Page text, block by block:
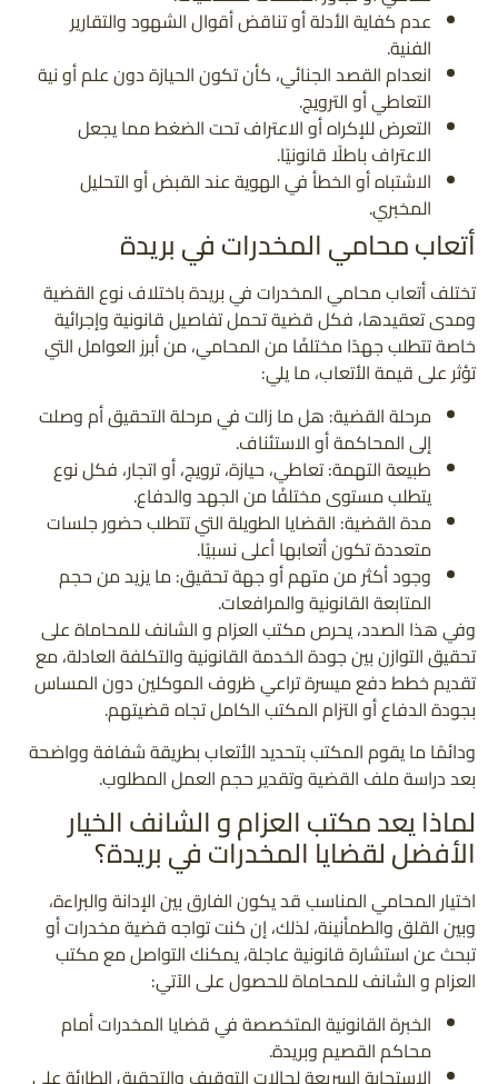
عدم كفاية الأدلة أو تناقض أقوال الشهود والتقارير
الفنية.
انعدام القصد الجنائي، كأن تكون الحيازة دون علم أو نية
التعاطي أو الترويج.
التعرض للإكراه أو الاعتراف تحت الضغط مما يجعل
الاعتراف باطلًا قانونيًا.
الاشتباه أو الخطأ في الهوية عند القبض أو التحليل
المخبري.
أتعاب محامي المخدرات في بريدة
تختلف أتعاب محامي المخدرات في بريدة باختلاف نوع القضية
ومدى تعقيدها، فكل قضية تحمل تفاصيل قانونية وإجرائية
خاصة تتطلب جهدًا مختلفًا من المحامي، من أبرز العوامل التي
تؤثر على قيمة الأتعاب، ما يلي:
مرحلة القضية: هل ما زالت في مرحلة التحقيق أم وصلت
إلى المحاكمة أو الاستئناف.
طبيعة التهمة: تعاطي، حيازة، ترويج، أو اتجار، فكل نوع
يتطلب مستوى مختلفًا من الجهد والدفاع.
مدة القضية: القضايا الطويلة التي تتطلب حضور جلسات
متعددة تكون أتعابها أعلى نسبيًا.
وجود أكثر من متهم أو جهة تحقيق: ما يزيد من حجم
المتابعة القانونية والمرافعات.
وفي هذا الصدد، يحرص مكتب العزام و الشانف للمحاماة على
تحقيق التوازن بين جودة الخدمة القانونية والتكلفة العادلة، مع
تقديم خطط دفع ميسرة تراعي ظروف الموكلين دون المساس
بجودة الدفاع أو التزام المكتب الكامل تجاه قضيتهم.
ودائمًا ما يقوم المكتب بتحديد الأتعاب بطريقة شفافة وواضحة
بعد دراسة ملف القضية وتقدير حجم العمل المطلوب.
لماذا يعد مكتب العزام و الشانف الخيار
الأفضل لقضايا المخدرات في بريدة؟
اختيار المحامي المناسب قد يكون الفارق بين الإدانة والبراءة،
وبين القلق والطمأنينة، لذلك، إن كنت تواجه قضية مخدرات أو
تبحث عن استشارة قانونية عاجلة، يمكنك التواصل مع مكتب
العزام و الشانف للمحاماة للحصول على الآتي:
الخبرة القانونية المتخصصة في قضايا المخدرات أمام
محاكم القصيم وبريدة.
الاستجابة السريعة لحالات التوقيف والتحقيق الطارئة على